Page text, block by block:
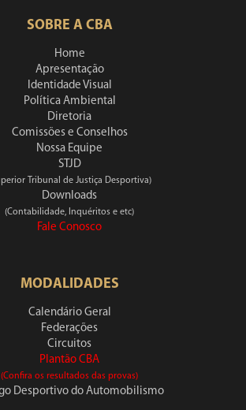
SOBRE A CBA
Home
Apresentação
Identidade Visual
Política Ambiental
Diretoria
Comissões e Conselhos
Nossa Equipe
STJD
Tribunal de Justiça Desportiva)
Downloads
(Contabilidade, Inquéritos e etc)
Fale Conosco
MODALIDADES
Calendário Geral
Federações
Circuitos
Plantão CBA
(Confira os resultados das provas)
Desportivo do Automobilismo